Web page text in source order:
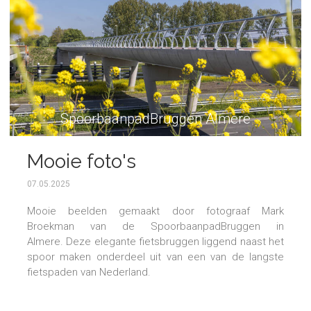
SpoorbaanpadBruggen Almere
Mooie foto's
SpoorbaanpadBruggen
07.05.2025
Mooie beelden gemaakt door fotograaf Mark
Broekman van de SpoorbaanpadBruggen in
Almere. Deze elegante fietsbruggen liggend naast het
spoor maken onderdeel uit van een van de langste
fietspaden van Nederland.